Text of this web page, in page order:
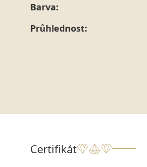
Barva:
Průhlednost:
Certifikát